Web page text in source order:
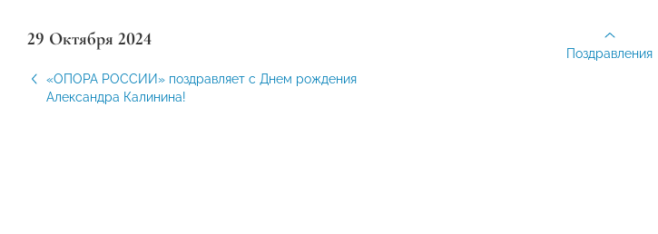
29 Октября 2024
«ОПОРА РОССИИ» поздравляет с Днем рождения
Александра Калинина!
Поздравления